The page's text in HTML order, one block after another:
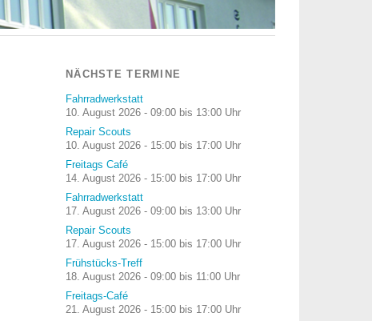
NÄCHSTE TERMINE
Fahrradwerkstatt
10. August 2026 - 09:00 bis 13:00 Uhr
Repair Scouts
10. August 2026 - 15:00 bis 17:00 Uhr
Freitags Café
14. August 2026 - 15:00 bis 17:00 Uhr
Fahrradwerkstatt
17. August 2026 - 09:00 bis 13:00 Uhr
Repair Scouts
17. August 2026 - 15:00 bis 17:00 Uhr
Frühstücks-Treff
18. August 2026 - 09:00 bis 11:00 Uhr
Freitags-Café
21. August 2026 - 15:00 bis 17:00 Uhr